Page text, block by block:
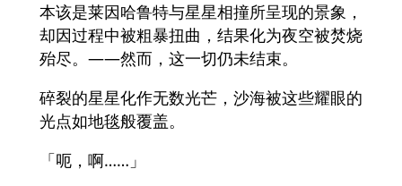
本该是莱因哈鲁特与星星相撞所呈现的景象，
却因过程中被粗暴扭曲，结果化为夜空被焚烧
殆尽。——然而，这一切仍未结束。
碎裂的星星化作无数光芒，沙海被这些耀眼的
光点如地毯般覆盖。
「呃，啊……」